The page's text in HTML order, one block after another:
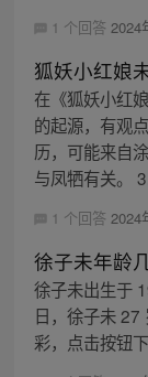
1 个回答 2024
狐妖小红娘
在《狐妖小红
的起源，有观
历，可能来自
与凤牺有关。
1 个回答 2024
徐子未年龄
徐子未出生于
日，徐子未 27
彩，点击按钮